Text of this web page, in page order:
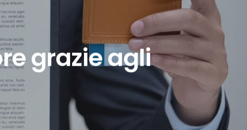
grazie agli